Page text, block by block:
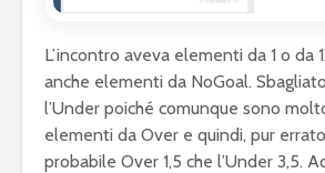
L’incontro aveva elementi da 1 o da
anche elementi da NoGoal.
l’Under poiché comunque sono
elementi da Over e quindi, pur
probabile Over 1,5 che l’Under 3,5.